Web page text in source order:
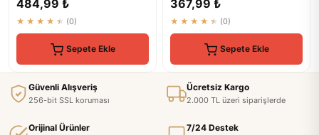
484,99 ₺
★★★★★ (0)
Sepete Ekle
367,99 ₺
★★★★★ (0)
Sepete Ekle
Güvenli Alışveriş
256-bit SSL koruması
Ücretsiz Kargo
2.000 TL üzeri siparişlerde
Orijinal Ürünler 7/24 Destek